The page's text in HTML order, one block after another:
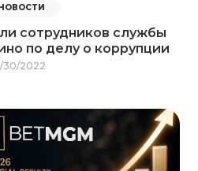
НОВОСТИ
сотрудников службы
по делу о коррупции
30/2022